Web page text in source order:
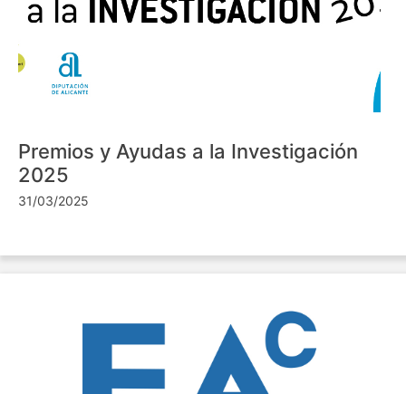
Premios y Ayudas a la Investigación
2025
31/03/2025